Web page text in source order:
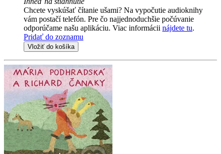
Chcete vyskúšať čítanie ušami? Na vypočutie audioknihy
vám postačí telefón. Pre čo najjednoduchšie počúvanie
odporúčame našu aplikáciu. Viac informácii nájdete tu.
Pridať do zoznamu
Vložiť do košíka